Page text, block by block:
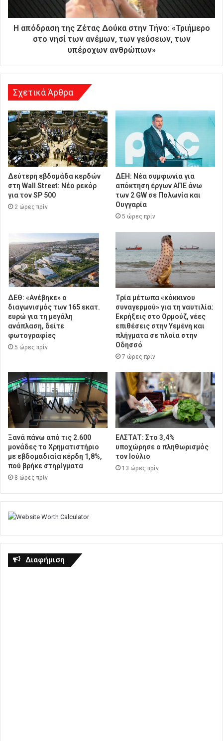
η
Η απόδραση της Ζέτας Δούκα στην Τήνο: «Τριήμερο
στο νησί των ανέμων, των γεύσεων, των
υπέροχων ανθρώπων»
Σχετικά Άρθρα
Δεύτερη εβδομάδα κερδών
στη Wall Street: Νέο ρεκόρ
για τον SP 500
2 ώρες πρίν
ΔΕΗ: Νέα συμφωνία για
απόκτηση έργων ΑΠΕ άνω
των 2 GW σε Πολωνία και
Ουγγαρία
5 ώρες πρίν
ΔΕΘ: «Ανέβηκε» ο
διαγωνισμός των 165 εκατ.
ευρώ για τη μεγάλη
ανάπλαση, δείτε
φωτογραφίες
5 ώρες πρίν
Τρία μέτωπα «κόκκινου
συναγερμού» για τη ναυτιλία:
Εκρήξεις στο Ορμούζ, νέες
επιθέσεις στην Υεμένη και
πλήγματα σε πλοία στην
Οδησσό
7 ώρες πρίν
Ξανά πάνω από τις 2.600
μονάδες το Χρηματιστήριο
με εβδομαδιαία κέρδη 1,8%,
πού βρήκε στηρίγματα
8 ώρες πρίν
ΕΛΣΤΑΤ: Στο 3,4%
υποχώρησε ο πληθωρισμός
τον Ιούλιο
13 ώρες πρίν
Διαφήμιση